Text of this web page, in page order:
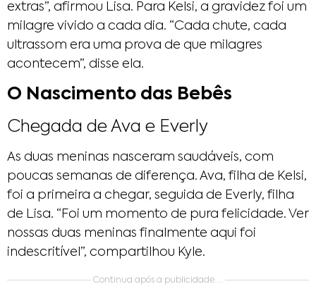
extras”, afirmou Lisa. Para Kelsi, a gravidez foi um
milagre vivido a cada dia. “Cada chute, cada
ultrassom era uma prova de que milagres
acontecem”, disse ela.
O Nascimento das Bebês
Chegada de Ava e Everly
As duas meninas nasceram saudáveis, com
poucas semanas de diferença. Ava, filha de Kelsi,
foi a primeira a chegar, seguida de Everly, filha
de Lisa. “Foi um momento de pura felicidade. Ver
nossas duas meninas finalmente aqui foi
indescritível”, compartilhou Kyle.
Continua após a publicidade....